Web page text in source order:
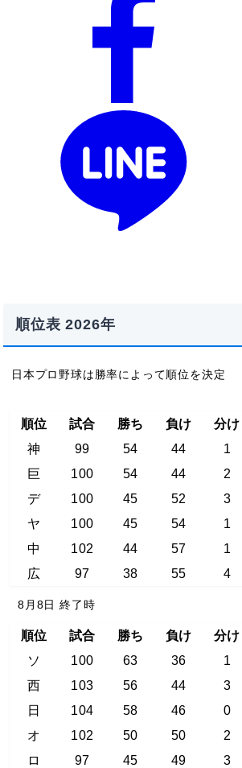
順位表 2026年
日本プロ野球は勝率によって順位を決定
順位 試合 勝ち 負け 分け
神
99 54 44 1
巨
100 54 44 2
デ
100 45 52 3
ヤ
100 45 54 1
中
102 44 57 1
広
97 38 55 4
8月8日 終了時
順位 試合 勝ち 負け 分け
ソ
100 63 36 1
西
103 56 44 3
日
104 58 46 0
オ
102 50 50 2
ロ
97 45 49 3